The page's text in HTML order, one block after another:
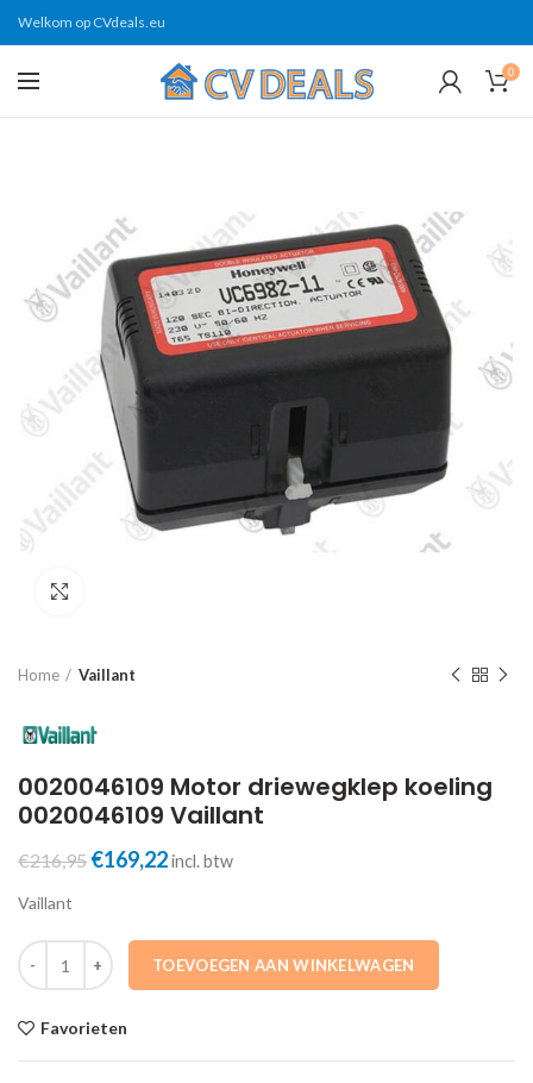
Welkom op CVdeals.eu
0
Home Vaillant
0020046109 Motor driewegklep koeling
0020046109 Vaillant
€216,95 Oorspronkelijke
€169,22Huidige
incl. btw
Vaillant
0020046109 Motor driewegklep koeling 0020046109 Vaillant aantal
TOEVOEGEN AAN WINKELWAGEN
Favorieten